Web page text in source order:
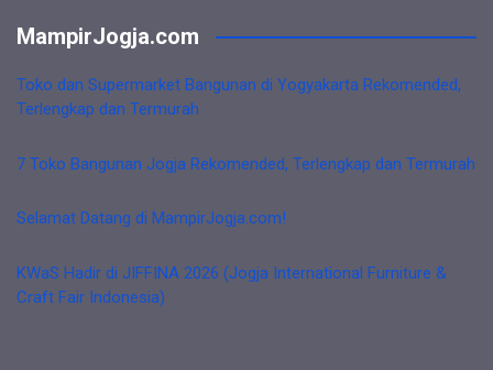
MampirJogja.com
Toko dan Supermarket Bangunan di Yogyakarta Rekomended,
Terlengkap dan Termurah
7 Toko Bangunan Jogja Rekomended, Terlengkap dan Termurah
Selamat Datang di MampirJogja.com!
KWaS Hadir di JIFFINA 2026 (Jogja International Furniture &
Craft Fair Indonesia)